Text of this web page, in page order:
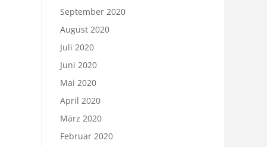
September 2020
August 2020
Juli 2020
Juni 2020
Mai 2020
April 2020
März 2020
Februar 2020